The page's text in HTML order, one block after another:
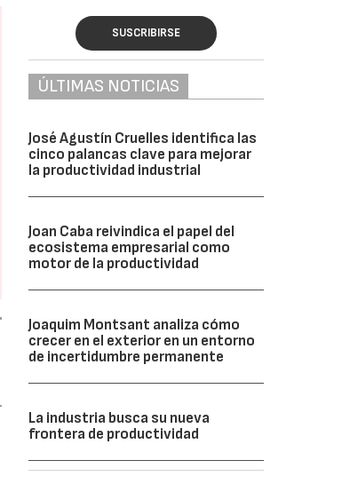
SUSCRIBIRSE
ÚLTIMAS NOTICIAS
José Agustín Cruelles identifica las
cinco palancas clave para mejorar
la productividad industrial
Joan Caba reivindica el papel del
ecosistema empresarial como
motor de la productividad
Joaquim Montsant analiza cómo
crecer en el exterior en un entorno
de incertidumbre permanente
La industria busca su nueva
frontera de productividad